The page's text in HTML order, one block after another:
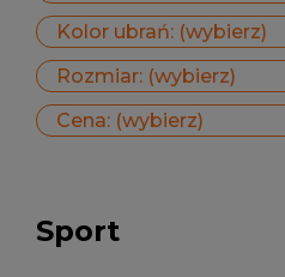
Kolor ubrań: (wybierz)
Rozmiar: (wybierz)
Cena: (wybierz)
Sport